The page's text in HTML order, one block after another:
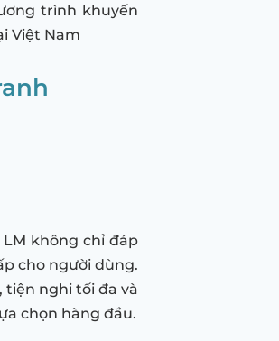
trình khuyến
Việt Nam
không chỉ đáp
cho người dùng.
tiện nghi tối đa và
chọn hàng đầu.